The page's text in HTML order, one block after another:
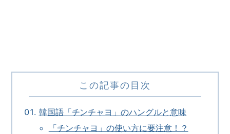
この記事の目次
韓国語「チンチャヨ」のハングルと意味
「チンチャヨ」の使い方に要注意！？